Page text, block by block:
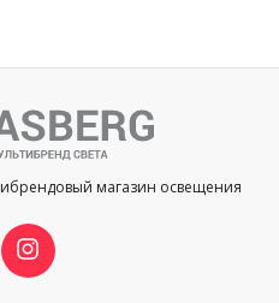
магазин освещения